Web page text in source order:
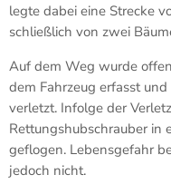
legte dabei eine Strecke
schließlich von zwei
Auf dem Weg wurde
dem Fahrzeug erfasst
verletzt. Infolge der
Rettungshubschrauber in
geflogen. Lebensgefahr
jedoch nicht.